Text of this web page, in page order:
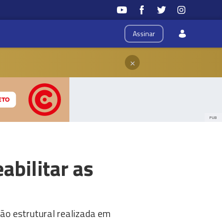
Assinar
×
PUB
as
estrutural realizada em